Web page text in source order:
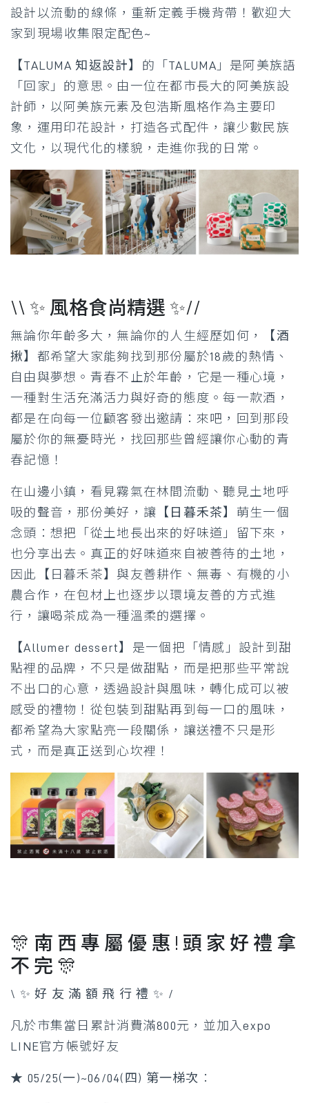
設計以流動的線條，重新定義手機背帶！歡迎大
家到現場收集限定配色~
【TALUMA 知返設計】 的「TALUMA」是阿美族語
「回家」的意思。由一位在都市長大的阿美族設
計師，以阿美族元素及包浩斯風格作為主要印
象，運用印花設計，打造各式配件，讓少數民族
文化，以現代化的樣貌，走進你我的日常。
\\ ✨ 風格食尚精選 ✨//
無論你年齡多大，無論你的人生經歷如何，
【酒
揪】 都希望大家能夠找到那份屬於18歲的熱情、
自由與夢想。青春不止於年齡，它是一種心境，
一種對生活充滿活力與好奇的態度。每一款酒，
都是在向每一位顧客發出邀請：來吧，回到那段
屬於你的無憂時光，找回那些曾經讓你心動的青
春記憶！
在山邊小鎮，看見霧氣在林間流動、聽見土地呼
吸的聲音，那份美好，讓
【日暮禾茶】 萌生一個
念頭：想把「從土地長出來的好味道」留下來，
也分享出去。真正的好味道來自被善待的土地，
因此【日暮禾茶】與友善耕作、無毒、有機的小
農合作，在包材上也逐步以環境友善的方式進
行，讓喝茶成為一種溫柔的選擇。
【Allumer dessert】 是一個把「情感」設計到甜
點裡的品牌，不只是做甜點，而是把那些平常說
不出口的心意，透過設計與風味，轉化成可以被
感受的禮物！從包裝到甜點再到每一口的風味，
都希望為大家點亮一段關係，讓送禮不只是形
式，而是真正送到心坎裡！
🎊 南 西 專 屬 優 惠 ! 頭 家 好 禮 拿
不 完 🎊
\ ✨ 好 友 滿 額 飛 行 禮 ✨ /
凡於市集當日累計消費滿800元，並加入expo
LINE官方帳號好友
★ 05/25(一)~06/04(四) 第一梯次 ：